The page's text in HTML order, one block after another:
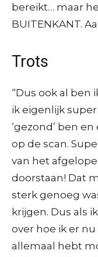
bereikt… maar
BUITENKANT.
Trots
“Dus ook al ben
ik eigenlijk
‘gezond’ ben
op de scan.
van het
doorstaan! Dat
sterk genoeg
krijgen. Dus als
over hoe ik er
allemaal hebt